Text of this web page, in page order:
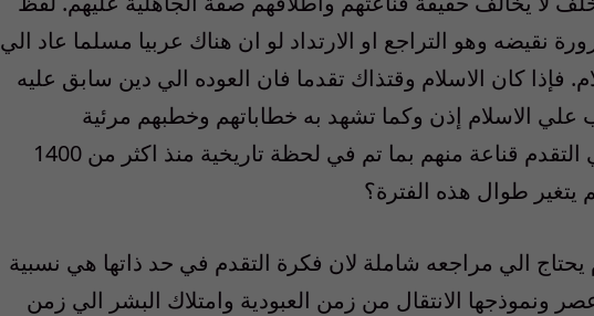
نقيضه وهو التراجع او الارتداد لو ان هناك عربيا مسلما عاد الي
فإذا كان الاسلام وقتذاك تقدما فان العوده الي دين سابق عليه
الاسلام إذن وكما تشهد به خطاباتهم وخطبهم مرئية
ومسموعة ومقروءه هو حرص علي التقدم قناعة منهم بما تم في لحظة تاريخية منذ اكثر من 1400
يتغير طوال هذه الفترة؟
الي مراجعه شاملة لان فكرة التقدم في حد ذاتها هي نسبية
الانتقال من زمن العبودية وامتلاك البشر الي زمن